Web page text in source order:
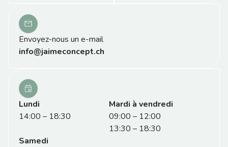
info@jaimeconcept.ch
Envoyez-nous un e-mail
Lundi
14:00 – 18:30
Mardi à vendredi
09:00 – 12:00
13:30 – 18:30
Samedi